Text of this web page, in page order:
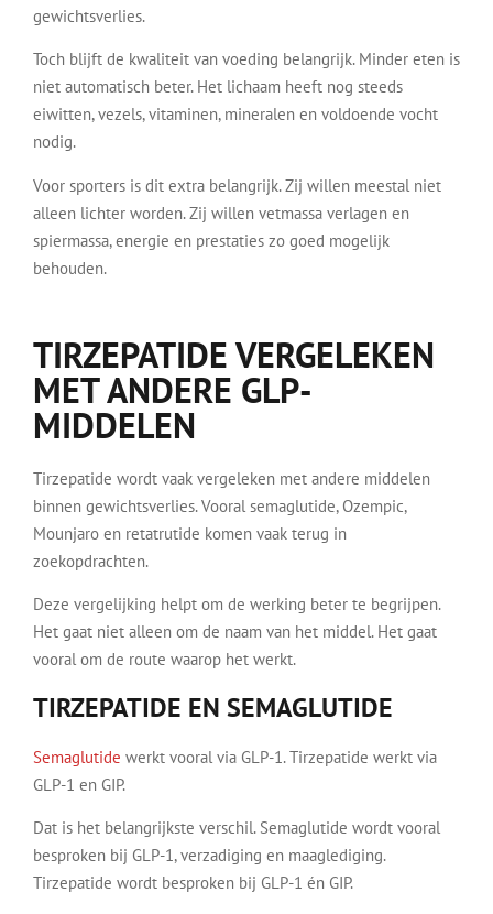
gewichtsverlies.
Toch blijft de kwaliteit van voeding belangrijk. Minder eten is
niet automatisch beter. Het lichaam heeft nog steeds
eiwitten, vezels, vitaminen, mineralen en voldoende vocht
nodig.
Voor sporters is dit extra belangrijk. Zij willen meestal niet
alleen lichter worden. Zij willen vetmassa verlagen en
spiermassa, energie en prestaties zo goed mogelijk
behouden.
TIRZEPATIDE VERGELEKEN
MET ANDERE GLP-
MIDDELEN
Tirzepatide wordt vaak vergeleken met andere middelen
binnen gewichtsverlies. Vooral semaglutide, Ozempic,
Mounjaro en retatrutide komen vaak terug in
zoekopdrachten.
Deze vergelijking helpt om de werking beter te begrijpen.
Het gaat niet alleen om de naam van het middel. Het gaat
vooral om de route waarop het werkt.
TIRZEPATIDE EN SEMAGLUTIDE
Semaglutide werkt vooral via GLP-1. Tirzepatide werkt via
GLP-1 en GIP.
Dat is het belangrijkste verschil. Semaglutide wordt vooral
besproken bij GLP-1, verzadiging en maaglediging.
Tirzepatide wordt besproken bij GLP-1 én GIP.